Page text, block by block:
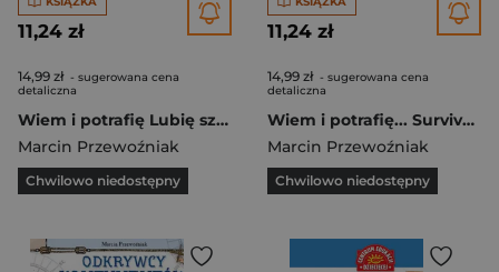
11,24 zł
14,99 zł - sugerowana cena
detaliczna
Wiem i potrafię Lubię szkołę
Marcin Przewoźniak
Chwilowo niedostępny
11,24 zł
14,99 zł - sugerowana cena
detaliczna
Wiem i potrafię... Survival, czyli jak przetrwać w domu i w szkole
Marcin Przewoźniak
Chwilowo niedostępny